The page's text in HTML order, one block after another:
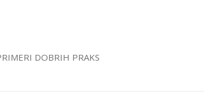
DOBRIH PRAKS